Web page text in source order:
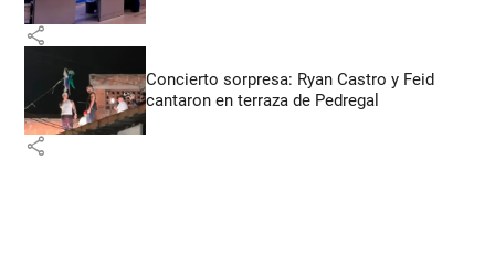
share
Concierto sorpresa: Ryan Castro y Feid
cantaron en terraza de Pedregal
share